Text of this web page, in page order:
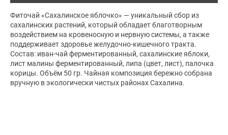
Фиточай «Сахалинское яблочко» — уникальный сбор из
сахалинских растений, который обладает благотворным
воздействием на кровеносную и нервную системы, а также
поддерживает здоровье желудочно-кишечного тракта.
Состав: иван-чай ферментированный, сахалинские яблоки,
лист малины ферментированный, липа (цвет, лист), палочка
корицы. Объём 50 гр. Чайная композиция бережно собрана
вручную в экологически чистых районах Сахалина.